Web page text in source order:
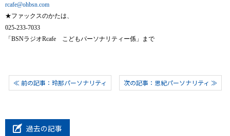
rcafe@ohbsn.com
★ファックスのかたは、
025-233-7033
「BSNラジオRcafe こどもパーソナリティー係」
まで
≪ 前の記事：玲那パーソナリティ 次の記事：思紀パーソナリティ ≫
過去の記事